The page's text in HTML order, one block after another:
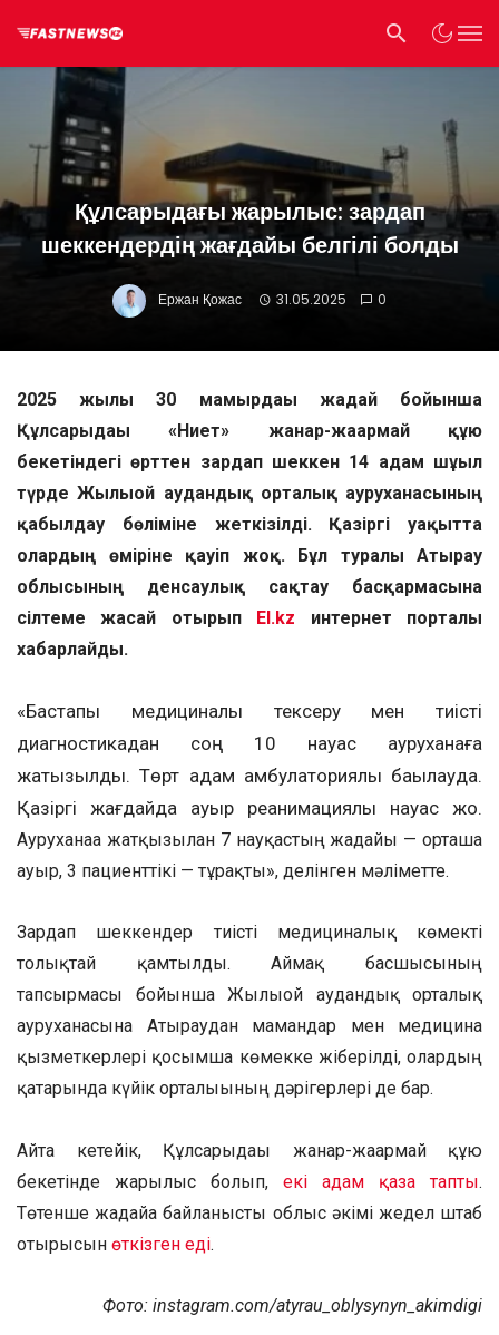
Құлсарыдағы жарылыс: зардап
шеккендердің жағдайы белгілі болды
Ержан Қожас 31.05.2025 0
2025 жылғы 30 мамырдағы жағдай бойынша
Құлсарыдағы «Ниет» жанар-жағармай құю
бекетіндегі өрттен зардап шеккен 14 адам шұғыл
түрде Жылыой аудандық орталық ауруханасының
қабылдау бөліміне жеткізілді. Қазіргі уақытта
олардың өміріне қауіп жоқ. Бұл туралы Атырау
облысының денсаулық сақтау басқармасына
сілтеме жасай отырып El.kz интернет порталы
хабарлайды.
«Бастапқы медициналық тексеру мен тиісті
диагностикадан соң 10 науқас ауруханаға
жатқызылды. Төрт адам амбулаториялық бақылауда.
Қазіргі жағдайда ауыр реанимациялық науқас жоқ.
Ауруханаға жатқызылған 7 науқастың жағдайы — орташа
ауыр, 3 пациенттікі — тұрақты», делінген мәліметте.
Зардап шеккендер тиісті медициналық көмекті
толықтай қамтылды. Аймақ басшысының
тапсырмасы бойынша Жылыой аудандық орталық
ауруханасына Атыраудан мамандар мен медицина
қызметкерлері қосымша көмекке жіберілді, олардың
қатарында күйік орталығының дәрігерлері де бар.
Айта кетейік, Құлсарыдағы жанар-жағармай құю
бекетінде жарылыс болып, екі адам қаза тапты.
Төтенше жағдайға байланысты облыс әкімі жедел штаб
отырысын өткізген еді.
Фото: instagram.com/atyrau_oblysynyn_akimdigi